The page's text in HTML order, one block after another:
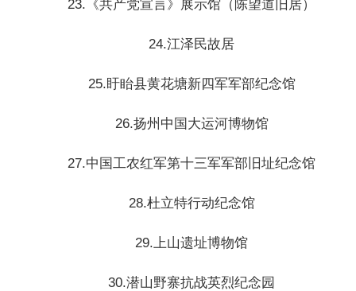
23.《共产党宣言》展示馆（陈望道旧居）
24.江泽民故居
25.盱眙县黄花塘新四军军部纪念馆
26.扬州中国大运河博物馆
27.中国工农红军第十三军军部旧址纪念馆
28.杜立特行动纪念馆
29.上山遗址博物馆
30.潜山野寨抗战英烈纪念园